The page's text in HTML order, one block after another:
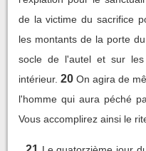
de la victime du sacrifice
les montants de la porte
socle de l'autel et sur
intérieur. 20 On agira de
l'homme qui aura péché
Vous accomplirez ainsi le